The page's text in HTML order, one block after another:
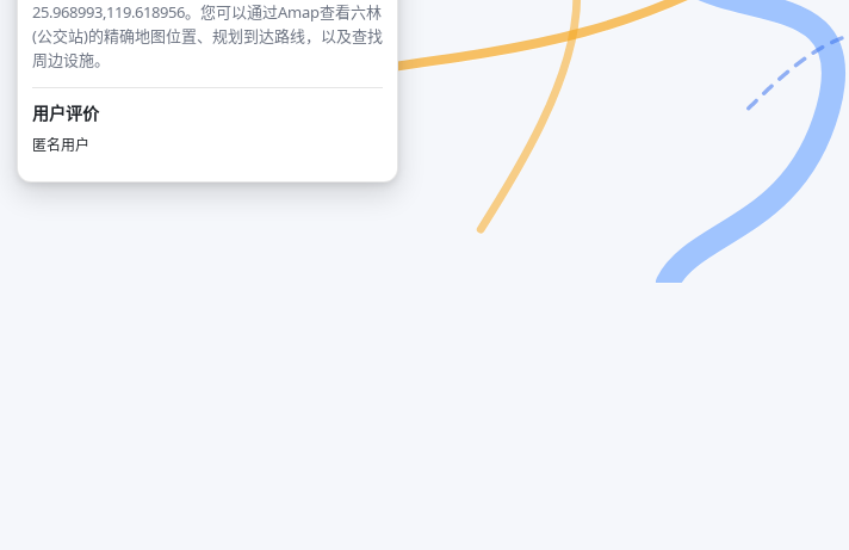
25.968993,119.618956。您可以通过Amap查看六林
(公交站)的精确地图位置、规划到达路线，以及查找
周边设施。
用户评价
匿名用户